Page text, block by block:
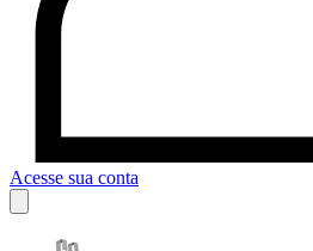
Acesse sua conta